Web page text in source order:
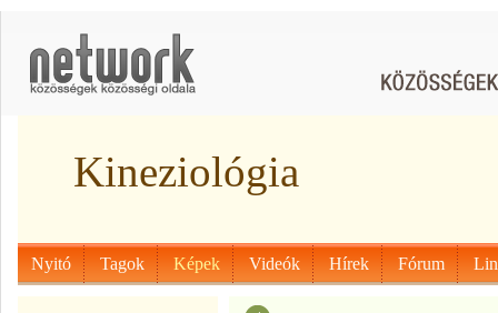
Kineziológia
Nyitó Tagok Képek Videók Hírek Fórum